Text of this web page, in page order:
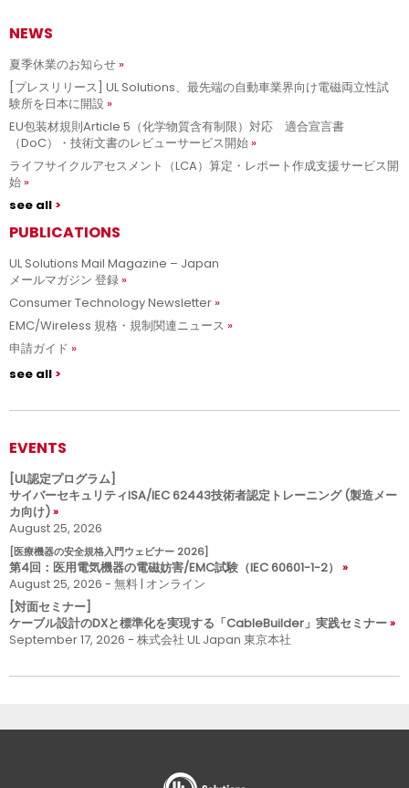
NEWS
夏季休業のお知らせ
[プレスリリース] UL Solutions、最先端の自動車業界向け電磁両立性試
験所を日本に開設
EU包装材規則Article 5（化学物質含有制限）対応 適合宣言書
（DoC）・技術文書のレビューサービス開始
ライフサイクルアセスメント（LCA）算定・レポート作成支援サービス開
始
see all
PUBLICATIONS
UL Solutions Mail Magazine – Japan
メールマガジン 登録
Consumer Technology Newsletter
EMC/Wireless 規格・規制関連ニュース
申請ガイド
see all
EVENTS
[UL認定プログラム]
サイバーセキュリティISA/IEC 62443技術者認定トレーニング (製造メー
カ向け)
August 25, 2026
[医療機器の安全規格入門ウェビナー 2026]
第4回：医用電気機器の電磁妨害/EMC試験（IEC 60601-1-2）
August 25, 2026 - 無料 | オンライン
[対面セミナー]
ケーブル設計のDXと標準化を実現する「CableBuilder」実践セミナー
September 17, 2026 - 株式会社 UL Japan 東京本社